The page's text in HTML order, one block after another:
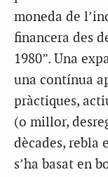
moneda de
financera des
1980”. Una
una contínua
pràctiques,
(o millor,
dècades, rebla
s’ha basat en